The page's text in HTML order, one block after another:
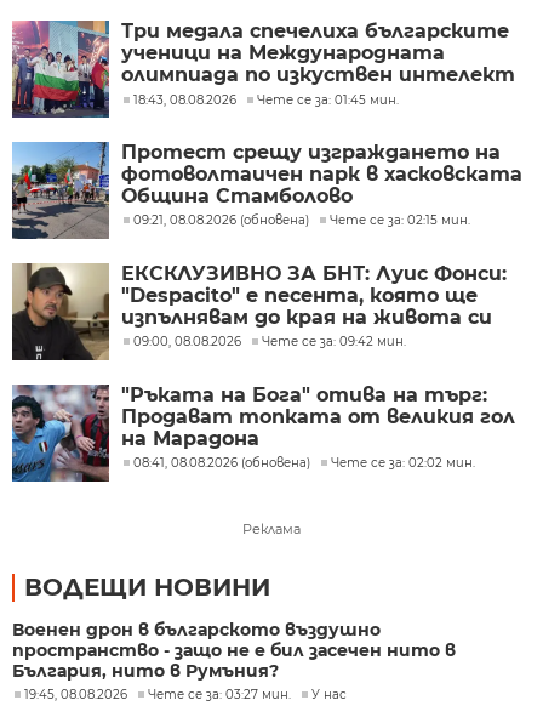
Три медала спечелиха българските
ученици на Международната
олимпиада по изкуствен интелект
в Казахстан
18:43, 08.08.2026 Чете се за: 01:45 мин.
Протест срещу изграждането на
фотоволтаичен парк в хасковската
Община Стамболово
09:21, 08.08.2026 (обновена) Чете се за: 02:15 мин.
ЕКСКЛУЗИВНО ЗА БНТ: Луис Фонси:
"Despacito" е песента, която ще
изпълнявам до края на живота си
09:00, 08.08.2026 Чете се за: 09:42 мин.
"Ръката на Бога" отива на търг:
Продават топката от великия гол
на Марадона
08:41, 08.08.2026 (обновена) Чете се за: 02:02 мин.
Реклама
ВОДЕЩИ НОВИНИ
Военен дрон в българското въздушно
пространство - защо не е бил засечен нито в
България, нито в Румъния?
19:45, 08.08.2026 Чете се за: 03:27 мин. У нас